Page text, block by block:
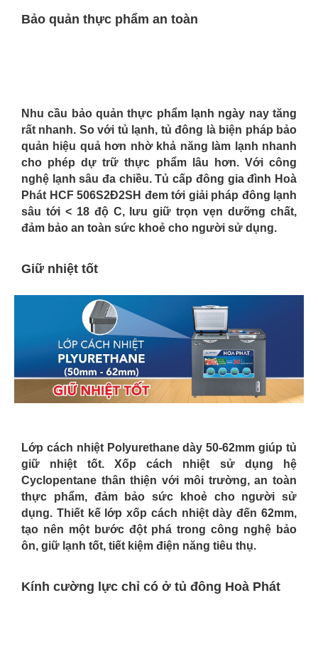
Bảo quản thực phẩm an toàn
Nhu cầu bảo quản thực phẩm lạnh ngày nay tăng
rất nhanh. So với tủ lạnh, tủ đông là biện pháp bảo
quản hiệu quả hơn nhờ khả năng làm lạnh nhanh
cho phép dự trữ thực phẩm lâu hơn. Với công
nghệ lạnh sâu đa chiều. Tủ cấp đông gia đình Hoà
Phát HCF 506S2Đ2SH đem tới giải pháp đông lạnh
sâu tới < 18 độ C, lưu giữ trọn vẹn dưỡng chất,
đảm bảo an toàn sức khoẻ cho người sử dụng.
Giữ nhiệt tốt
Lớp cách nhiệt Polyurethane dày 50-62mm giúp tủ
giữ nhiệt tốt. Xốp cách nhiệt sử dụng hệ
Cyclopentane thân thiện với môi trường, an toàn
thực phẩm, đảm bảo sức khoẻ cho người sử
dụng. Thiết kế lớp xốp cách nhiệt dày đến 62mm,
tạo nên một bước đột phá trong công nghệ bảo
ôn, giữ lạnh tốt, tiết kiệm điện năng tiêu thụ.
Kính cường lực chỉ có ở tủ đông Hoà Phát